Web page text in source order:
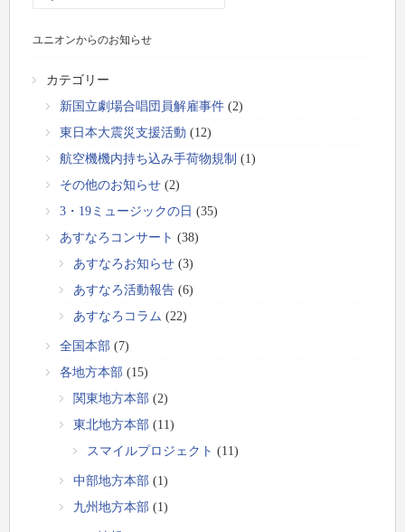
ユニオンからのお知らせ
カテゴリー
新国立劇場合唱団員解雇事件 (2)
東日本大震災支援活動 (12)
航空機機内持ち込み手荷物規制 (1)
その他のお知らせ (2)
3・19ミュージックの日 (35)
あすなろコンサート (38)
あすなろお知らせ (3)
あすなろ活動報告 (6)
あすなろコラム (22)
全国本部 (7)
各地方本部 (15)
関東地方本部 (2)
東北地方本部 (11)
スマイルプロジェクト (11)
中部地方本部 (1)
九州地方本部 (1)